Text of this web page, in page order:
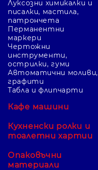
Луксозни химикалки и
писалки, мастила,
патрончета
Перманентни
маркери
Чертожни
инструменти,
острилки, гуми
Автоматични моливи,
графити
Табла и флипчарти
Кафе машини
Кухненски ролки и
тоалетни хартии
Опаковъчни
материали